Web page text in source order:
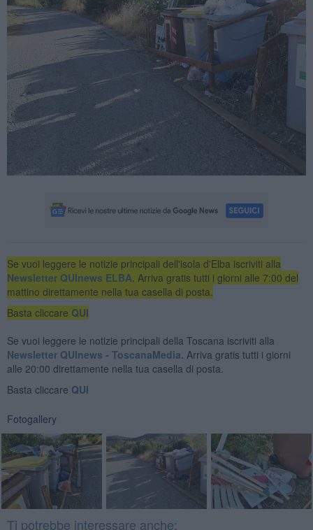
Se vuoi leggere le notizie principali dell'isola d'Elba iscriviti alla
Newsletter QUInews ELBA. Arriva gratis tutti i giorni alle 7:00 del
mattino direttamente nella tua casella di posta.
Basta cliccare QUI
Se vuoi leggere le notizie principali della Toscana iscriviti alla
Newsletter QUInews - ToscanaMedia. Arriva gratis tutti i giorni
alle 20:00 direttamente nella tua casella di posta.
Basta cliccare QUI
Fotogallery
Ti potrebbe interessare anche: